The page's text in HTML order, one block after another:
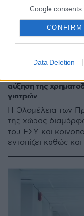
Google consents
CONFIRM
Data Deletion
αύξηση της
γιατρών
Η Ολομέλεια των
της χώρας
του ΕΣΥ και
εντοπίζει καθώς και
03.10.2024, 18:06